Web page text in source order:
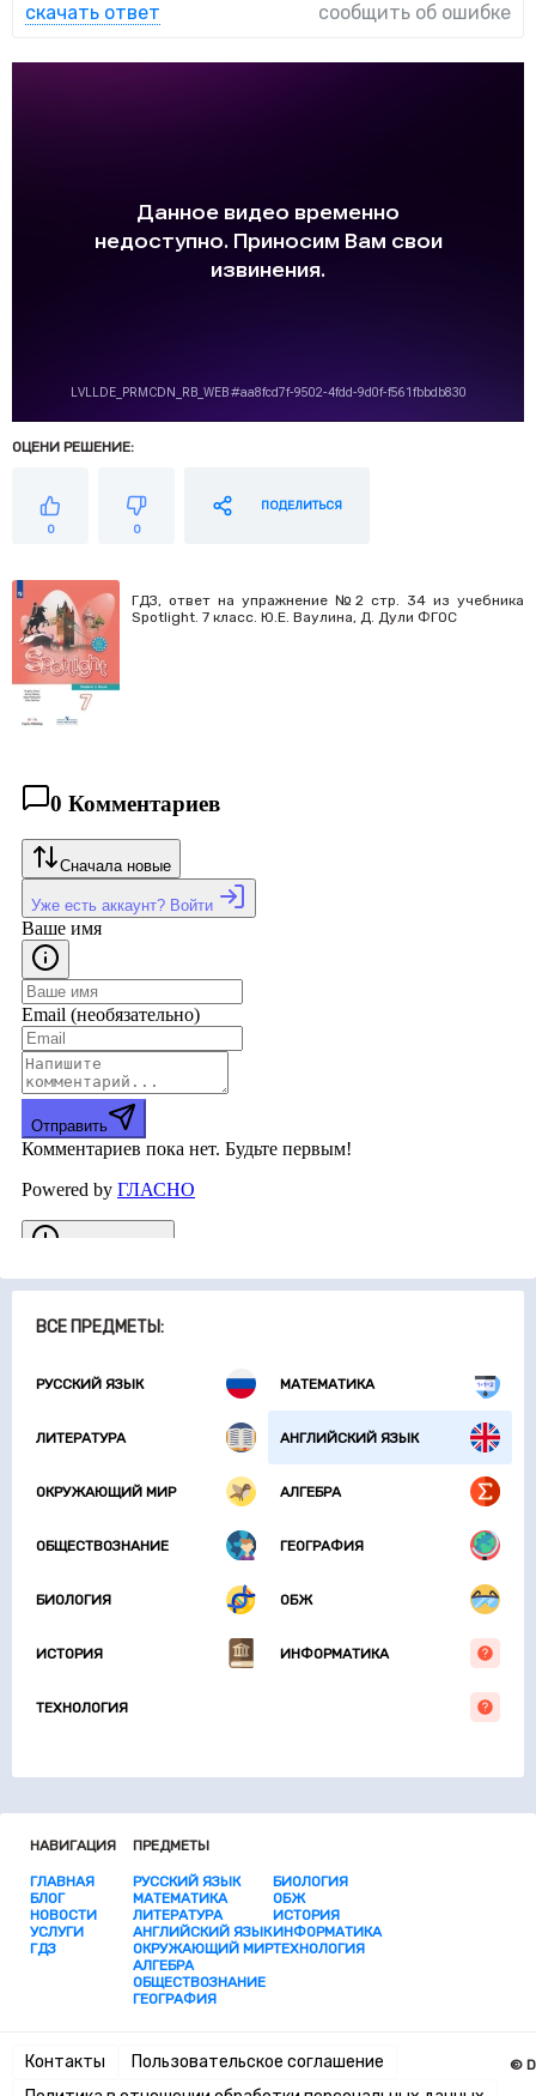
ВСЕ ПРЕДМЕТЫ:
РУССКИЙ ЯЗЫК МАТЕМАТИКА
ЛИТЕРАТУРА АНГЛИЙСКИЙ ЯЗЫК
ОКРУЖАЮЩИЙ МИР АЛГЕБРА
ОБЩЕСТВОЗНАНИЕ ГЕОГРАФИЯ
БИОЛОГИЯ ОБЖ
ИСТОРИЯ ИНФОРМАТИКА
ТЕХНОЛОГИЯ
скачать ответ сообщить об ошибке
ОЦЕНИ РЕШЕНИЕ:
0 0
ПОДЕЛИТЬСЯ
ГДЗ, ответ на упражнение №2 cтр. 34 из учебника
Spotlight. 7 класс. Ю.Е. Ваулина, Д. Дули ФГОС
НАВИГАЦИЯ
ГЛАВНАЯ
БЛОГ
НОВОСТИ
УСЛУГИ
ГДЗ
ПРЕДМЕТЫ
РУССКИЙ ЯЗЫК
МАТЕМАТИКА
ЛИТЕРАТУРА
АНГЛИЙСКИЙ ЯЗЫК
ОКРУЖАЮЩИЙ МИР
АЛГЕБРА
ОБЩЕСТВОЗНАНИЕ
ГЕОГРАФИЯ
БИОЛОГИЯ
ОБЖ
ИСТОРИЯ
ИНФОРМАТИКА
ТЕХНОЛОГИЯ
Контакты
Пользовательское соглашение
©